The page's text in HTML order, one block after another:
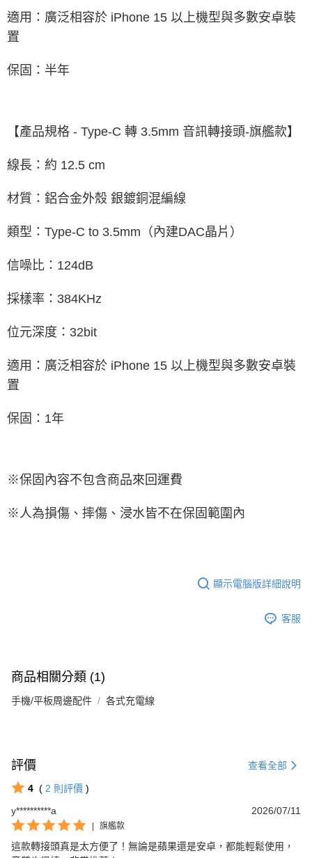
適用：廣泛相容於 iPhone 15 以上機型與多數安卓裝
置
保固：半年
【產品規格 - Type-C 轉 3.5mm 音訊轉接頭-旗艦款】
線長：約 12.5 cm
材質：鋁合金外殼 銀鍍銅混編線
類型：Type-C to 3.5mm（內建DAC晶片）
信噪比：124dB
採樣率：384KHz
位元深度：32bit
適用：廣泛相容於 iPhone 15 以上機型與多數安卓裝
置
保固：1年
※保固內容不包含商品來回運費
※人為損傷、摔傷、浸水皆不在保固範圍內
顯示電腦版詳細說明
客服
商品相關分類 (1)
手機/平板周邊配件 各式充電線
評價 查看全部
4 ( 2 則評價 )
y**********a
2026/07/11
旗艦款
這款轉接頭真是太方便了！無論是蘋果還是安卓，都能輕鬆使用，